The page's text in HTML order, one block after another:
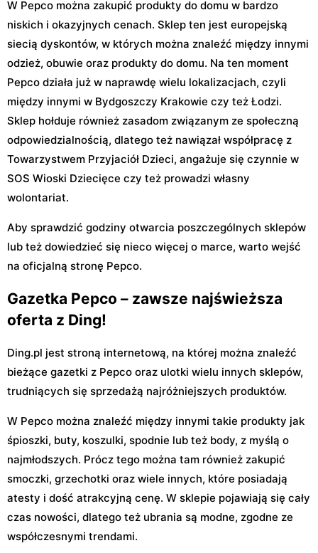
W Pepco można zakupić produkty do domu w bardzo
niskich i okazyjnych cenach. Sklep ten jest europejską
siecią dyskontów, w których można znaleźć między innymi
odzież, obuwie oraz produkty do domu. Na ten moment
Pepco działa już w naprawdę wielu lokalizacjach, czyli
między innymi w Bydgoszczy Krakowie czy też Łodzi.
Sklep hołduje również zasadom związanym ze społeczną
odpowiedzialnością, dlatego też nawiązał współpracę z
Towarzystwem Przyjaciół Dzieci, angażuje się czynnie w
SOS Wioski Dziecięce czy też prowadzi własny
wolontariat.
Aby sprawdzić godziny otwarcia poszczególnych sklepów
lub też dowiedzieć się nieco więcej o marce, warto wejść
na oficjalną stronę Pepco.
Gazetka Pepco – zawsze najświeższa
oferta z Ding!
Ding.pl jest stroną internetową, na której można znaleźć
bieżące gazetki z Pepco oraz ulotki wielu innych sklepów,
trudniących się sprzedażą najróżniejszych produktów.
W Pepco można znaleźć między innymi takie produkty jak
śpioszki, buty, koszulki, spodnie lub też body, z myślą o
najmłodszych. Prócz tego można tam również zakupić
smoczki, grzechotki oraz wiele innych, które posiadają
atesty i dość atrakcyjną cenę. W sklepie pojawiają się cały
czas nowości, dlatego też ubrania są modne, zgodne ze
współczesnymi trendami.